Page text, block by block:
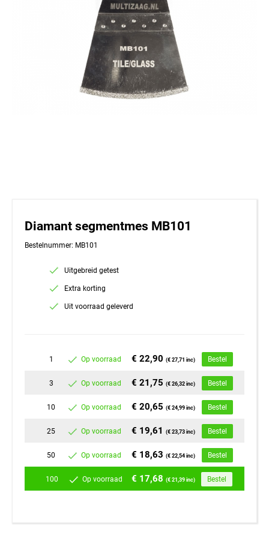
Diamant segmentmes MB101
Bestelnummer: MB101
Uitgebreid getest
Extra korting
Uit voorraad geleverd
1 Op voorraad € 22,90(€ 27,71 inc) Bestel
3 Op voorraad € 21,75(€ 26,32 inc) Bestel
10 Op voorraad € 20,65(€ 24,99 inc) Bestel
25 Op voorraad € 19,61(€ 23,73 inc) Bestel
50 Op voorraad € 18,63(€ 22,54 inc) Bestel
100 Op voorraad € 17,68(€ 21,39 inc) Bestel